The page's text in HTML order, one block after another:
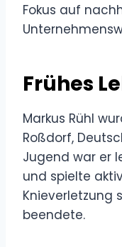
Fokus auf
Frühes
Markus Rühl
Roßdorf,
Jugend war er
und spielte
Knieverletzung
beendete.